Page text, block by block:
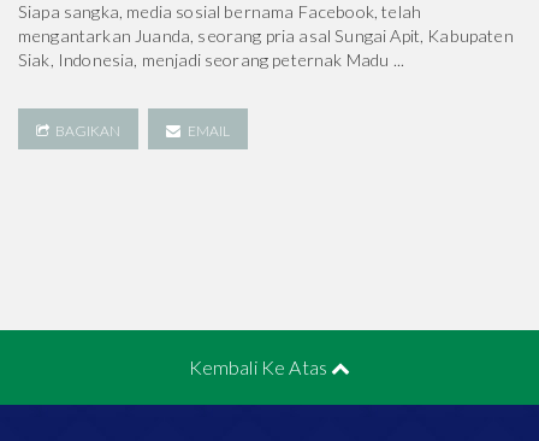
Siapa sangka, media sosial bernama Facebook, telah
mengantarkan Juanda, seorang pria asal Sungai Apit, Kabupaten
Siak, Indonesia, menjadi seorang peternak Madu ...
BAGIKAN EMAIL
Kembali Ke Atas